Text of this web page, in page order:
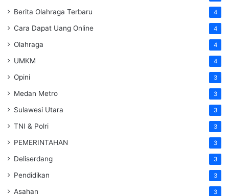
Berita Olahraga Terbaru 4
Cara Dapat Uang Online 4
Olahraga 4
UMKM 4
Opini 3
Medan Metro 3
Sulawesi Utara 3
TNI & Polri 3
PEMERINTAHAN 3
Deliserdang 3
Pendidikan 3
Asahan 3